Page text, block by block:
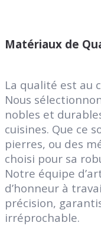
Matériaux de
La qualité est au
Nous
nobles et
cuisines. Que ce
pierres, ou des
choisi pour sa
Notre équipe
d’honneur à
précision,
irréprochable.